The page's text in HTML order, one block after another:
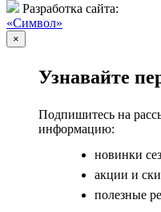
Разработка сайта:
«Символ»
×
Узнавайте
Подпишитесь на
информацию:
новинки
акции и
полезные